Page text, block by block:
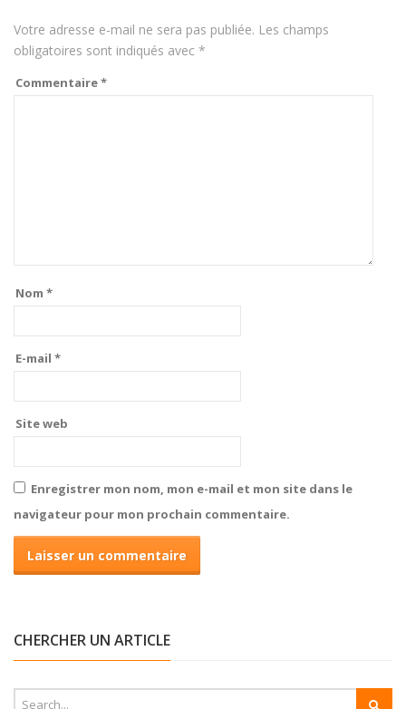
Votre adresse e-mail ne sera pas publiée. Les champs
obligatoires sont indiqués avec *
Commentaire*
Nom *
E-mail *
Site web
Enregistrer mon nom, mon e-mail et mon site dans le
navigateur pour mon prochain commentaire.
CHERCHER UN ARTICLE